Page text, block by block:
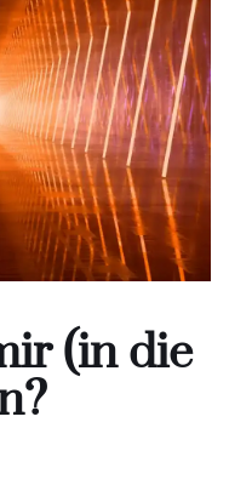
(in die